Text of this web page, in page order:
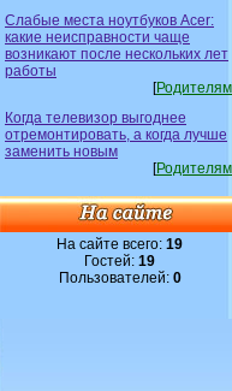
Слабые места ноутбуков Acer:
какие неисправности чаще
возникают после нескольких лет
работы
[Родителям
Когда телевизор выгоднее
отремонтировать, а когда лучше
заменить новым
[Родителям
На сайте всего:19
Гостей:19
Пользователей: 0